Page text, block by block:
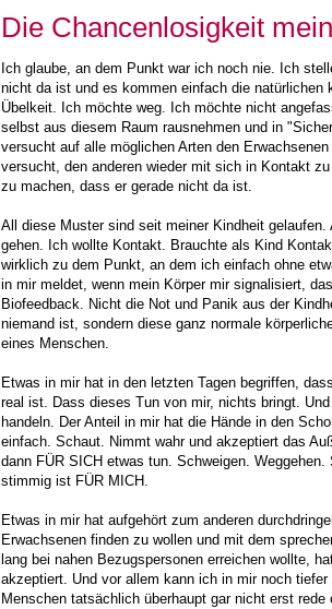
Die Chancenlosigkeit
Ich glaube, an dem Punkt war ich noch nie. Ich
nicht da ist und es kommen einfach die natürlichen
Übelkeit. Ich möchte weg. Ich möchte nicht
selbst aus diesem Raum rausnehmen und in
versucht auf alle möglichen Arten den
versucht, den anderen wieder mit sich in Kontakt
zu machen, dass er gerade nicht da ist.
All diese Muster sind seit meiner Kindheit
gehen. Ich wollte Kontakt. Brauchte als Kind
wirklich zu dem Punkt, an dem ich einfach ohne
in mir meldet, wenn mein Körper mir signalisiert,
Biofeedback. Nicht die Not und Panik aus der
niemand ist, sondern diese ganz normale
eines Menschen.
Etwas in mir hat in den letzten Tagen begriffen,
real ist. Dass dieses Tun von mir, nichts bringt.
handeln. Der Anteil in mir hat die Hände in den
einfach. Schaut. Nimmt wahr und akzeptiert das
dann FÜR SICH etwas tun. Schweigen.
stimmig ist FÜR MICH.
Etwas in mir hat aufgehört zum anderen
Erwachsenen finden zu wollen und mit dem
lang bei nahen Bezugspersonen erreichen wollte,
akzeptiert. Und vor allem kann ich in mir noch
Menschen tatsächlich überhaupt gar nicht erst